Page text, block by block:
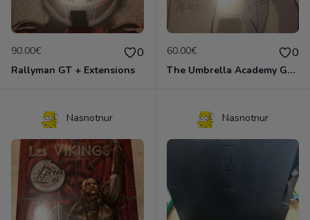
90.00€ 0
Rallyman GT + Extensions
60.00€ 0
The Umbrella Academy Game Edition Collector VO
Nasnotnur Nasnotnur